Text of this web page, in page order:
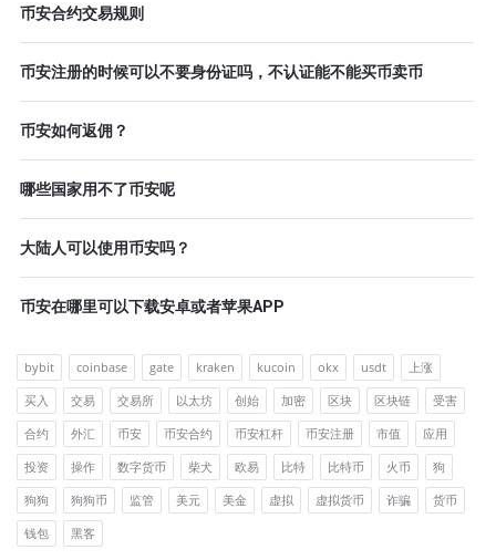
币安合约交易规则
币安注册的时候可以不要身份证吗，不认证能不能买币卖币
币安如何返佣？
哪些国家用不了币安呢
大陆人可以使用币安吗？
币安在哪里可以下载安卓或者苹果APP
bybit coinbase gate kraken kucoin okx usdt
上涨
买入
交易 交易所 以太坊 创始 加密 区块 区块链
受害
合约
外汇 币安 币安合约 币安杠杆 币安注册 市值
应用
投资
操作 数字货币 柴犬 欧易 比特 比特币 火币
狗
狗狗
狗狗币 监管 美元 美金 虚拟 虚拟货币 诈骗
货币
钱包
黑客